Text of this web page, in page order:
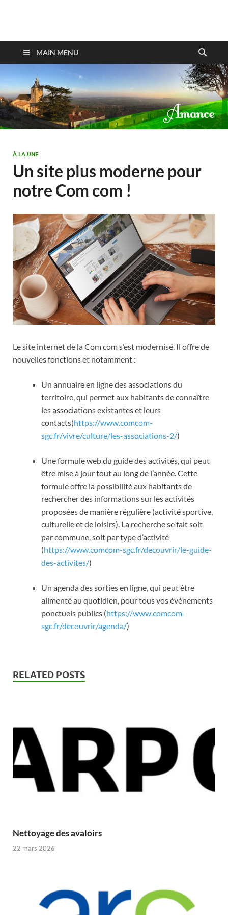
Amance
MAIN MENU
À LA UNE
Un site plus moderne pour
notre Com com !
Le site internet de la Com com s’est modernisé. Il offre de
nouvelles fonctions et notamment :
Un annuaire en ligne des associations du
territoire, qui permet aux habitants de connaître
les associations existantes et leurs
contacts(https://www.comcom-
sgc.fr/vivre/culture/les-associations-2/)
Une formule web du guide des activités, qui peut
être mise à jour tout au long de l’année. Cette
formule offre la possibilité aux habitants de
rechercher des informations sur les activités
proposées de manière régulière (activité sportive,
culturelle et de loisirs). La recherche se fait soit
par commune, soit par type d’activité
(https://www.comcom-sgc.fr/decouvrir/le-guide-
des-activites/)
Un agenda des sorties en ligne, qui peut être
alimenté au quotidien, pour tous vos événements
ponctuels publics (https://www.comcom-
sgc.fr/decouvrir/agenda/)
RELATED POSTS
Nettoyage des avaloirs
22 mars 2026